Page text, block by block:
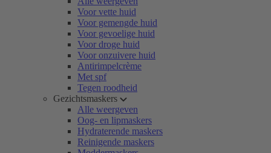
Voor vette huid
Voor gemengde huid
Voor gevoelige huid
Voor droge huid
Voor onzuivere huid
Antirimpelcrème
Met spf
Tegen roodheid
Gezichtsmaskers
Alle weergeven
Oog- en lipmaskers
Hydraterende maskers
Reinigende maskers